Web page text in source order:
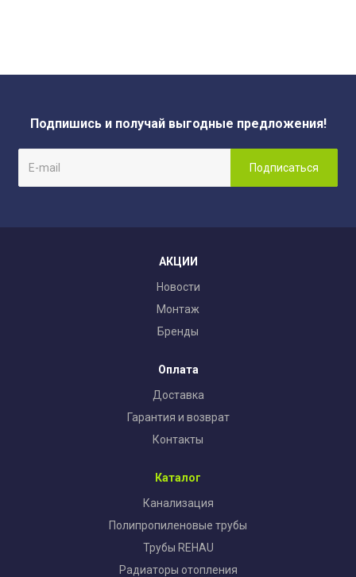
Подпишись и получай выгодные предложения!
АКЦИИ
Новости
Монтаж
Бренды
Оплата
Доставка
Гарантия и возврат
Контакты
Каталог
Канализация
Полипропиленовые трубы
Трубы REHAU
Радиаторы отопления